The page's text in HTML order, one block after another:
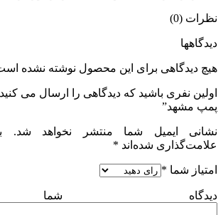
نظرات (0)
دیدگاهها
هیچ دیدگاهی برای این محصول نوشته نشده
اولین نفری باشید که دیدگاهی را ارسال می
پمپ مشهد”
نشانی ایمیل شما منتشر نخواهد شد.
علامت‌گذاری شده‌اند *
امتیاز شما *
دیدگاه